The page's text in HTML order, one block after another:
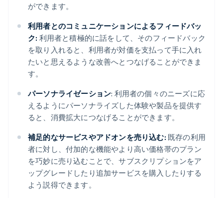
ができます。
利用者とのコミュニケーションによるフィードバッ
ク: 利用者と積極的に話をして、そのフィードバック
を取り入れると、利用者が対価を支払って手に入れ
たいと思えるような改善へとつなげることができま
す。
パーソナライゼーション: 利用者の個々のニーズに応
えるようにパーソナライズした体験や製品を提供す
ると、消費拡大につなげることができます。
補足的なサービスやアドオンを売り込む: 既存の利用
者に対し、付加的な機能やより高い価格帯のプラン
を巧妙に売り込むことで、サブスクリプションをア
ップグレードしたり追加サービスを購入したりする
よう説得できます。